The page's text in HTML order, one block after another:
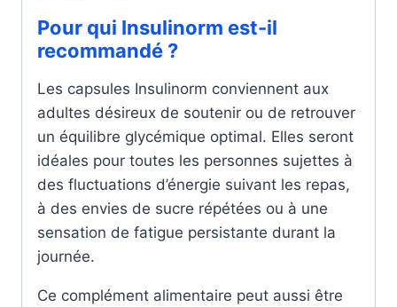
Pour qui Insulinorm est-il
recommandé ?
Les capsules Insulinorm conviennent aux
adultes désireux de soutenir ou de retrouver
un équilibre glycémique optimal. Elles seront
idéales pour toutes les personnes sujettes à
des fluctuations d’énergie suivant les repas,
à des envies de sucre répétées ou à une
sensation de fatigue persistante durant la
journée.
Ce complément alimentaire peut aussi être